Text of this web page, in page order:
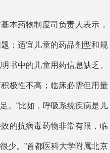
药物制度司负责人表示，
：适宜儿童的药品剂型和规
书中的儿童用药信息缺乏、
极性不高；临床必需但用量
。“比如，呼吸系统疾病是儿
的抗病毒药物非常有限，临
少。”首都医科大学附属北京